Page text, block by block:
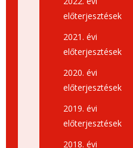
előterjesztések
2021. évi
előterjesztések
2020. évi
előterjesztések
2019. évi
előterjesztések
2018. évi